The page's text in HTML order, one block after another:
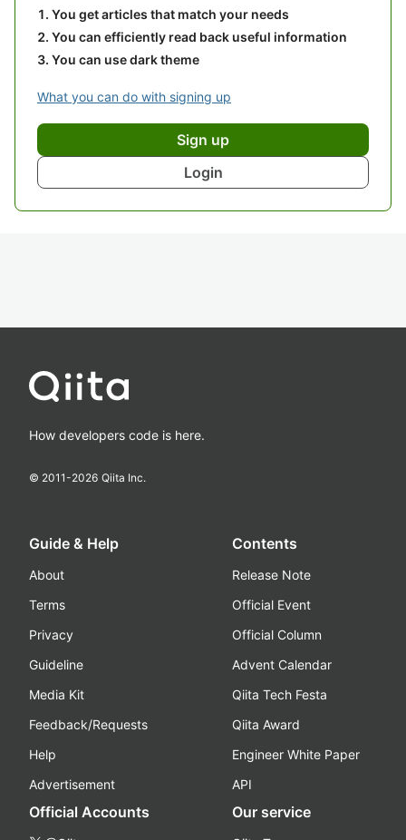
You get articles that match your needs
You can efficiently read back useful information
You can use dark theme
What you can do with signing up
Sign up
Login
How developers code is here.
© 2011-2026 Qiita Inc.
Guide & Help
About
Terms
Privacy
Guideline
Media Kit
Feedback/Requests
Help
Advertisement
Contents
Release Note
Official Event
Official Column
Advent Calendar
Qiita Tech Festa
Qiita Award
Engineer White Paper
API
Official Accounts Our service